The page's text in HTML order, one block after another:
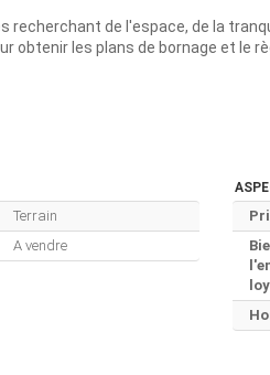
recherchant de l'espace, de la
obtenir les plans de bornage et le
Terrain
A vendre